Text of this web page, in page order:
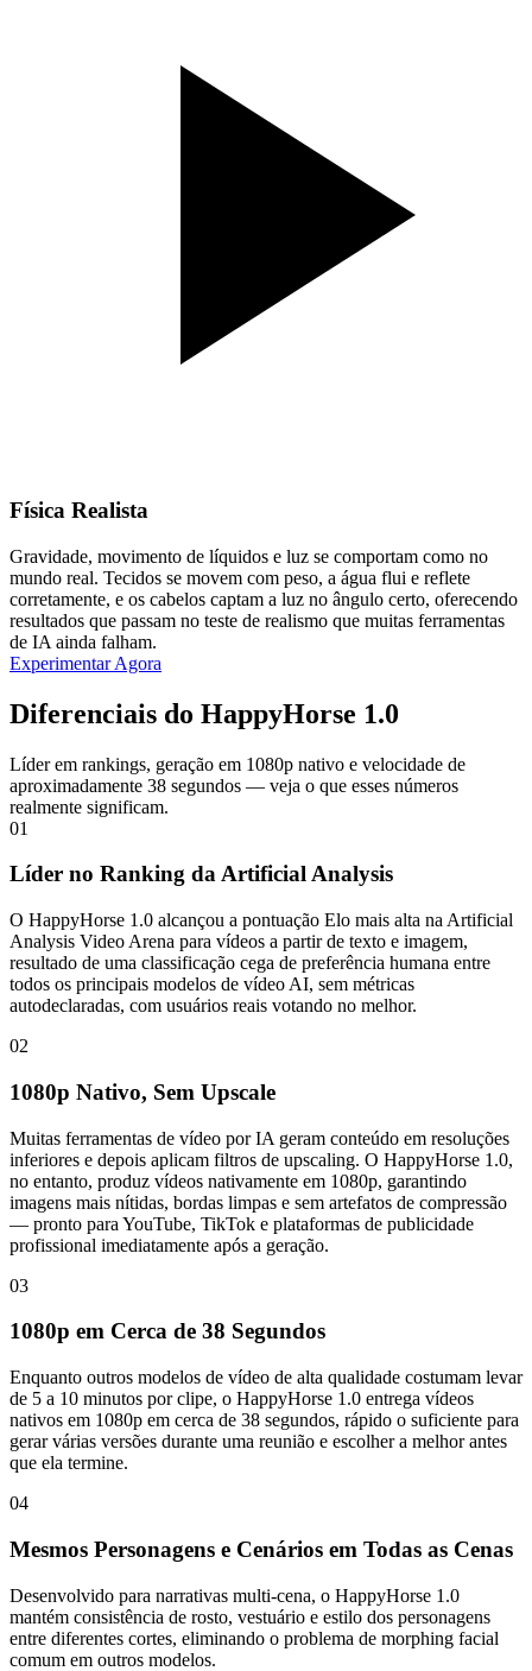
Física Realista
Gravidade, movimento de líquidos e luz se comportam como no
mundo real. Tecidos se movem com peso, a água flui e reflete
corretamente, e os cabelos captam a luz no ângulo certo, oferecendo
resultados que passam no teste de realismo que muitas ferramentas
de IA ainda falham.
Experimentar Agora
Diferenciais do HappyHorse 1.0
Líder em rankings, geração em 1080p nativo e velocidade de
aproximadamente 38 segundos — veja o que esses números
realmente significam.
01
Líder no Ranking da Artificial Analysis
O HappyHorse 1.0 alcançou a pontuação Elo mais alta na Artificial
Analysis Video Arena para vídeos a partir de texto e imagem,
resultado de uma classificação cega de preferência humana entre
todos os principais modelos de vídeo AI, sem métricas
autodeclaradas, com usuários reais votando no melhor.
02
1080p Nativo, Sem Upscale
Muitas ferramentas de vídeo por IA geram conteúdo em resoluções
inferiores e depois aplicam filtros de upscaling. O HappyHorse 1.0,
no entanto, produz vídeos nativamente em 1080p, garantindo
imagens mais nítidas, bordas limpas e sem artefatos de compressão
— pronto para YouTube, TikTok e plataformas de publicidade
profissional imediatamente após a geração.
03
1080p em Cerca de 38 Segundos
Enquanto outros modelos de vídeo de alta qualidade costumam levar
de 5 a 10 minutos por clipe, o HappyHorse 1.0 entrega vídeos
nativos em 1080p em cerca de 38 segundos, rápido o suficiente para
gerar várias versões durante uma reunião e escolher a melhor antes
que ela termine.
04
Mesmos Personagens e Cenários em Todas as Cenas
Desenvolvido para narrativas multi-cena, o HappyHorse 1.0
mantém consistência de rosto, vestuário e estilo dos personagens
entre diferentes cortes, eliminando o problema de morphing facial
comum em outros modelos.